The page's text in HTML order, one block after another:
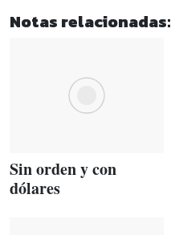
Notas relacionadas:
Sin orden y con
dólares